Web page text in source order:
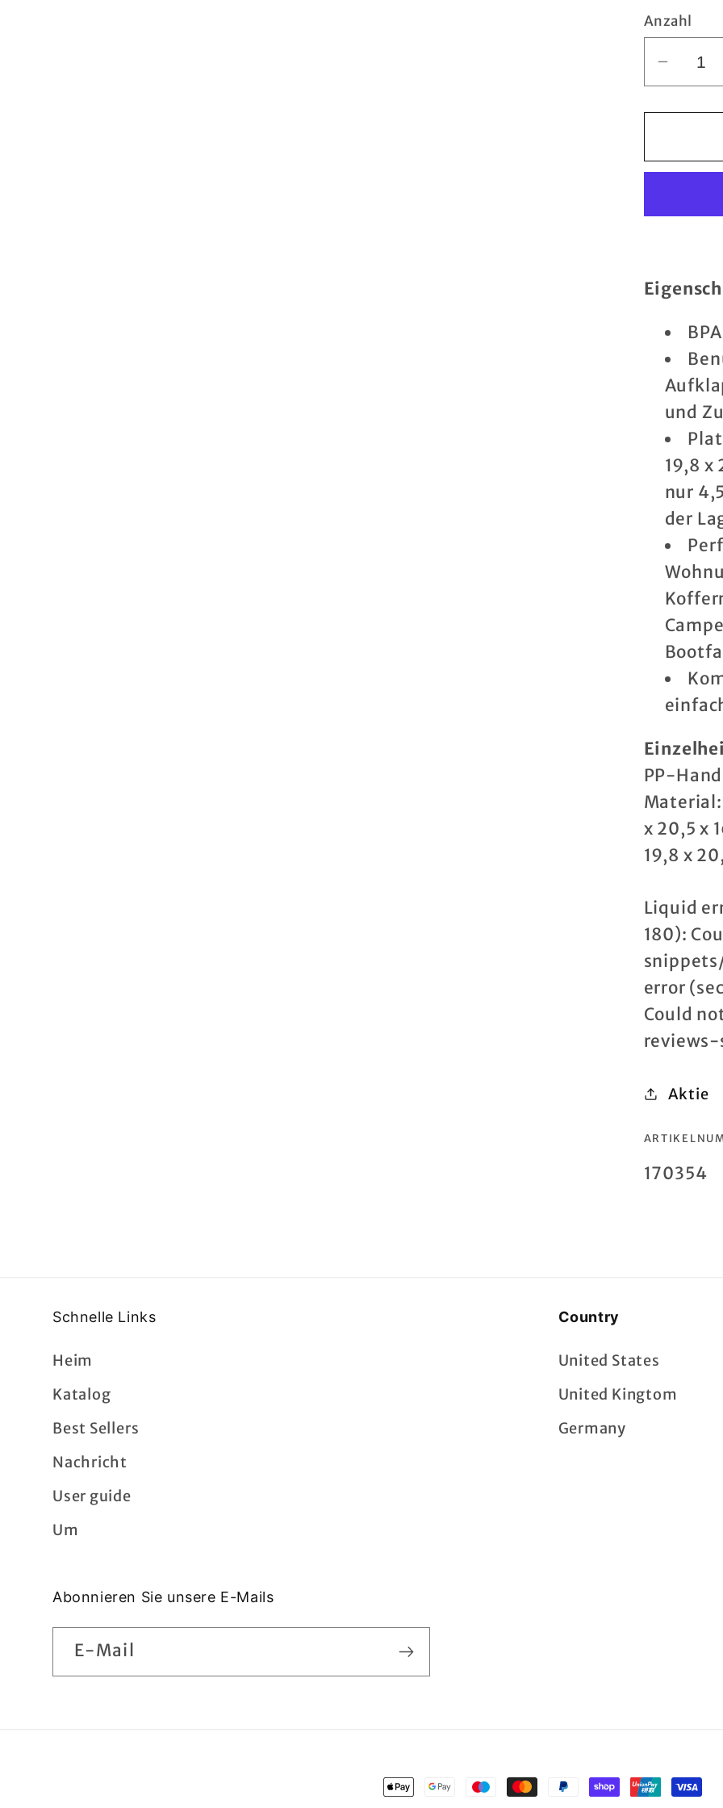
Anzahl
die
Menge
Mini
Wanne
-
-
im
Freien
und
19,8 x
nur
der
PP-
Material:
x 20,5 x
19,8 x
Liquid
180):
error
Could
Aktie
SKU:
170354
Schnelle Links
Heim
Katalog
Best Sellers
Nachricht
User guide
Um
Country
United States
United Kingtom
Germany
Abonnieren Sie unsere E-Mails
E-Mail
Zahlungsmethoden